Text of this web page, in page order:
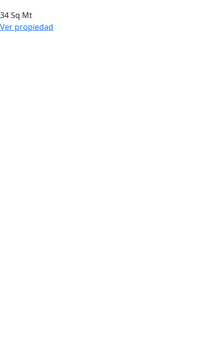
34 Sq Mt
Ver propiedad